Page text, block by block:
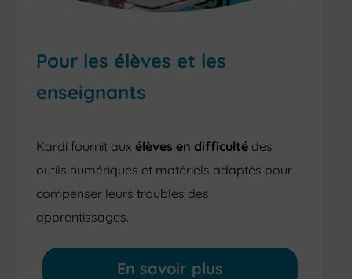
Pour les élèves et les
enseignants
Kardi fournit aux élèves en difficultédes
outils numériques et matériels adaptés pour
compenser leurs troubles des
apprentissages.
En savoir plus